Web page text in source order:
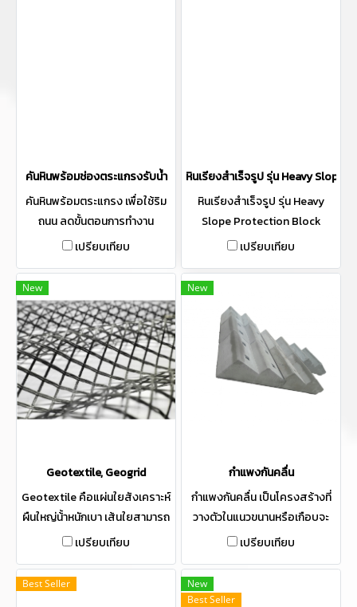
คันหินพร้อมช่องตระแกรงรับน้ำ
คันหินพร้อมตระแกรง เพื่อใช้ริม
ถนน ลดขั้นตอนการทำงาน
เปรียบเทียบ
หินเรียงสำเร็จรูป รุ่น Heavy
หินเรียงสำเร็จรูป รุ่น Heavy
Slope Protection Block
Heavy สามารถใช้แทนหินเรียง
แนวเขื่อนกันคลื่นทะเล การป้องกัน
สำหรับงานแม่นำ้หรือ แหล่งน้ำที่
แรงเป็นพิเศษ
เปรียบเทียบ
New
Geotextile, Geogrid
Geotextile คือแผ่นใยสังเคราะห์
ผืนใหญ่น้้าหนักเบา เส้นใยสามารถ
ยึดติดกันและท้าให้แข็งแรงด้วกระ
ที่ใช้ส่วนใหญ่เป็นเส้นใยประดิษฐ์
เปรียบเทียบ
New
กำแพงกันคลื่น
กําแพงกันคลื่น เป็นโครงสร้างที่
วางตัวในแนวขนานหรือเกือบจะ
ขนานกับชายฝั่ง เพื่อป้องกันการ
เปรียบเทียบ
Best Seller
New
Best Seller